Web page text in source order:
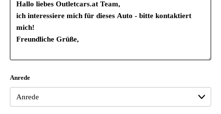
Variante Grundausstattung
Verbandmaterial mit Warndreieck und Warnwesten
Vorbereitung für Functions on Demand
Anrede